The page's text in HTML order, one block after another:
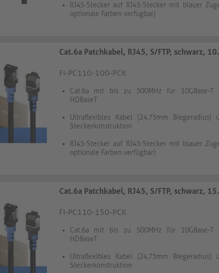
RJ45-Stecker auf RJ45-Stecker mit blauer
optionale Farben verfügbar)
Cat.6a Patchkabel, RJ45, S/FTP, schwarz,
FI-PC110-100-PCK
Cat.6a mit bis zu 500MHz für 10GBase-T
HDBaseT
Ultraflexibles Kabel (24,75mm Biegeradius)
Steckerkonstruktion
RJ45-Stecker auf RJ45-Stecker mit blauer
optionale Farben verfügbar)
Cat.6a Patchkabel, RJ45, S/FTP, schwarz,
FI-PC110-150-PCK
Cat.6a mit bis zu 500MHz für 10GBase-T
HDBaseT
Ultraflexibles Kabel (24,75mm Biegeradius)
Steckerkonstruktion